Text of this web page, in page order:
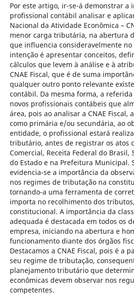
Por este artigo, ir-se-á demonstrar a
profissional contábil analisar e
Nacional da Atividade Econômica –
menor carga tributária, na abertura
que influencia consideravelmente no
intenção é apresentar conceitos,
cálculos que levem à análise e à
CNAE Fiscal, que é de suma
qualquer outro ponto relevante
contábil. Da mesma forma, a
novos profissionais contábeis que
área, pois ao analisar a CNAE Fiscal,
como primária e/ou secundária, ao
entidade, o profissional estará
tributário, antes de registrar os atos
Comercial, Receita Federal do Brasil,
do Estado e na Prefeitura Municipal.
evidencia-se a importância da
nos regimes de tributação na
tornando-a uma ferramenta de
importa no recolhimento dos
constitucional. A importância da
adequada é destacada em todos os
empresa, iniciando na abertura e
funcionamento diante dos órgãos
Destacamos a CNAE Fiscal, pois é a
seu regime de tributação,
planejamento tributário que
econômicas devem observar nos
competentes.